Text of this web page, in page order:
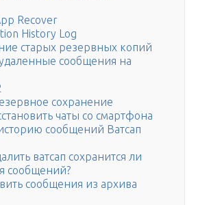
Recover
History Log
старых резервных копий
сообщения на
сохранение
чаты со смартфона
сообщений Ватсап
ватсап сохранится ли
сообщений?
сообщения из архива